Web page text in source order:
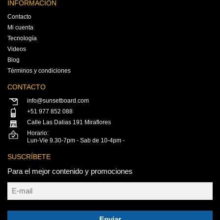
INFORMACIÓN
Contacto
Mi cuenta
Tecnología
Videos
Blog
Términos y condiciones
CONTACTO
info@sunsetboard.com
+51 977 852 088
Calle Las Dalias 191 Miraflores
Horario:
Lun-Vie 9.30-7pm - Sab de 10-4pm -
SUSCRÍBETE
Para el mejor contenido y promociones